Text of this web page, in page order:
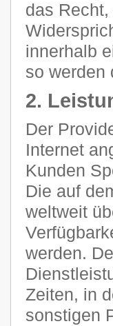
das
innerhalb
so werden
2.
Der
Internet
Kunden
Die auf
weltweit
werden.
Zeiten, in
sonstigen